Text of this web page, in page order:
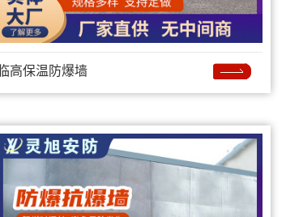
临高保温防爆墙